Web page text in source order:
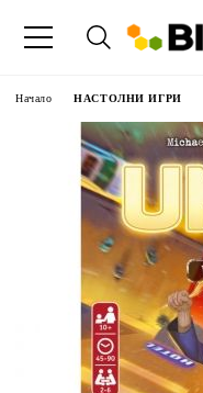
Начало НАСТОЛНИ ИГРИ